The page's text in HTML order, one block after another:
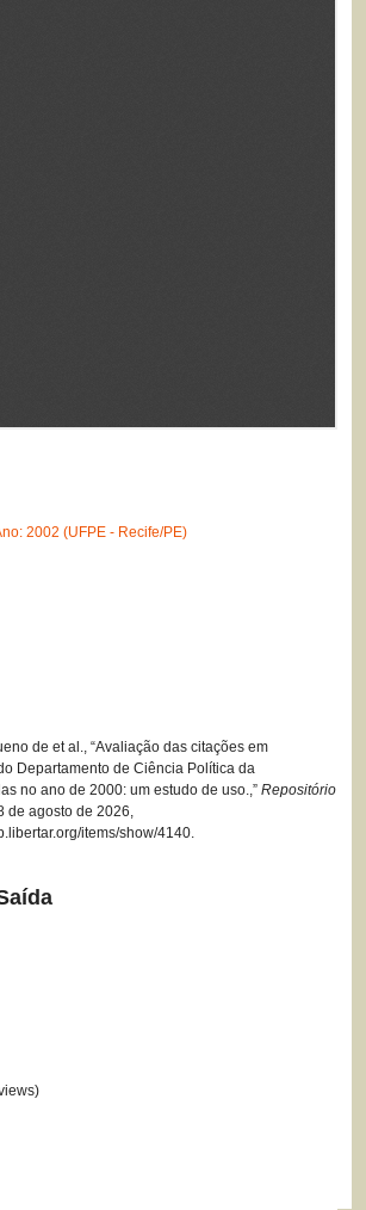
2002 (UFPE - Recife/PE)
de et al., “Avaliação das citações em
Departamento de Ciência Política da
no ano de 2000: um estudo de uso.,” Repositório
de agosto de 2026,
items/show/4140.